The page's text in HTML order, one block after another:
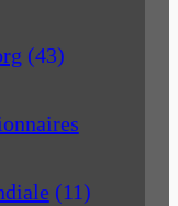
(43)
(11)